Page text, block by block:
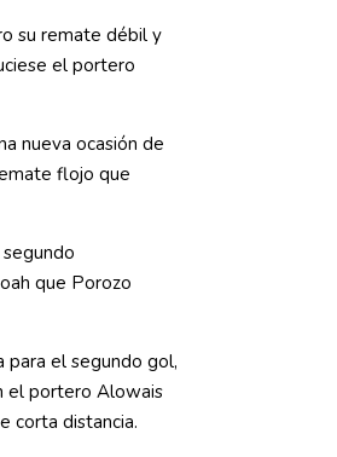
su remate débil y
el portero
nueva ocasión de
flojo que
que Porozo
para el segundo gol,
el portero Alowais
corta distancia.